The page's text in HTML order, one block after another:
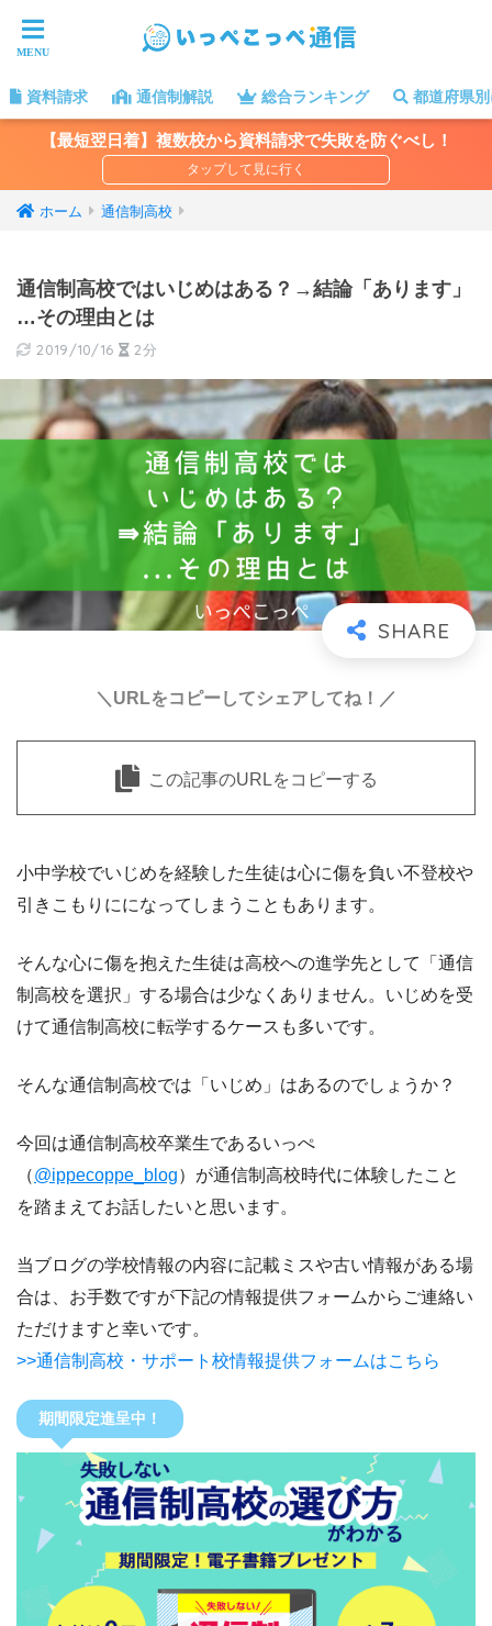
資料請求 通信制解説 総合ランキング 都道府県
【最短翌日着】複数校から資料請求で失敗を防ぐべし！
ホーム 通信制高校
通信制高校ではいじめはある？→結論「あります」
…その理由とは
2019/10/16 2分
＼URLをコピーしてシェアしてね！／
この記事のURLをコピーする
小中学校でいじめを経験した生徒は心に傷を負い不登校や
引きこもりにになってしまうこともあります。
そんな心に傷を抱えた生徒は高校への進学先として「通信
制高校を選択」する場合は少なくありません。いじめを受
けて通信制高校に転学するケースも多いです。
そんな通信制高校では「いじめ」はあるのでしょうか？
今回は通信制高校卒業生であるいっぺ
（@ippecoppe_blog）が通信制高校時代に体験したこと
を踏まえてお話したいと思います。
当ブログの学校情報の内容に記載ミスや古い情報がある場
合は、お手数ですが下記の情報提供フォームからご連絡い
ただけますと幸いです。
>>通信制高校・サポート校情報提供フォームはこちら
期間限定進呈中！